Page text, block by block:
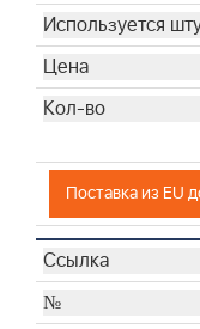
Поставка из EU